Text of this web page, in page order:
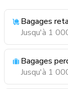
Bagages
Jusqu'à 1
Bagages
Jusqu'à 1